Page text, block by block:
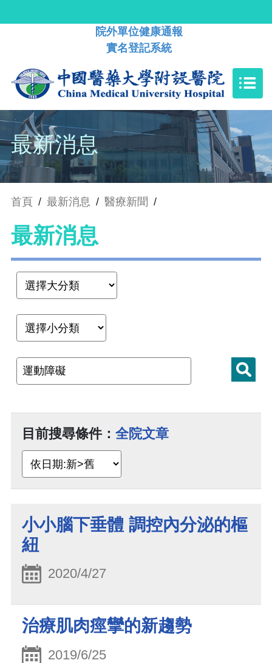
院外單位健康通報
實名登記系統
最新消息
首頁 / 最新消息 / 醫療新聞 /
最新消息
目前搜尋條件： 全院文章
小小腦下垂體 調控內分泌的樞
紐
2020/4/27
治療肌肉痙攣的新趨勢
2019/6/25